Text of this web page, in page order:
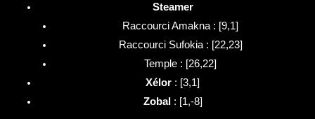
Steamer
Raccourci Amakna : [9,1]
Raccourci Sufokia : [22,23]
Temple : [26,22]
Xélor : [3,1]
Zobal : [1,-8]